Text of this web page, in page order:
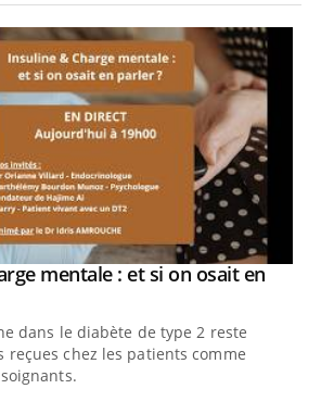
mentale : et si on osait en
dans le diabète de type 2 reste
reçues chez les patients comme